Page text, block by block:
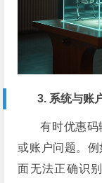
3. 系统与账
有时优惠码
或账户问题。
面无法正确识